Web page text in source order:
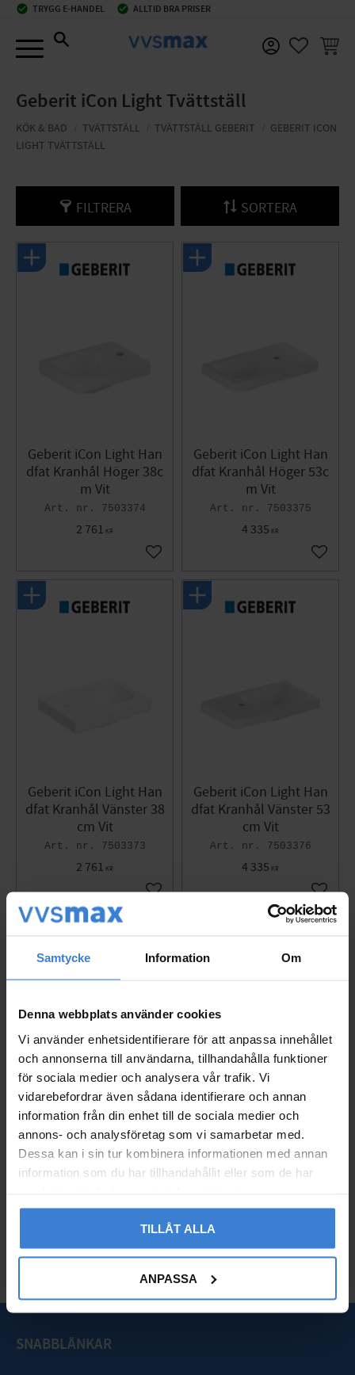
Samtycke Information Om
Denna webbplats använder cookies
Vi använder enhetsidentifierare för att anpassa innehållet
och annonserna till användarna, tillhandahålla funktioner
för sociala medier och analysera vår trafik. Vi
vidarebefordrar även sådana identifierare och annan
information från din enhet till de sociala medier och
annons- och analysföretag som vi samarbetar med.
Dessa kan i sin tur kombinera informationen med annan
information som du har tillhandahållit eller som de har
TILLÅT ALLA
ANPASSA
check_circle TRYGG E-HANDEL check_circle ALLTID BRA PRISER
Geberit iCon Light Tvättställ
KÖK & BAD TVÄTTSTÄLL TVÄTTSTÄLL GEBERIT
GEBERIT ICON
LIGHT TVÄTTSTÄLL
FILTRERA SORTERA
Geberit iCon Light Han
dfat Kranhål Höger 38c
m Vit
7503374
2 761 KR
Lägg till i favoriter
Geberit iCon Light Han
dfat Kranhål Höger 53c
m Vit
7503375
4 335 KR
Lägg
Geberit iCon Light Han
dfat Kranhål Vänster 38
cm Vit
7503373
2 761 KR
Lägg till i favoriter
Geberit iCon Light Han
dfat Kranhål Vänster 53
cm Vit
7503376
4 335 KR
Lägg
Geberit iCon Light Lay
On Tvättställ Kranhål M
itten 60x48cm Alpinvit
4 226KR
Lägg till i favoriter
Geberit iCon Light Lay
On Tvättställ Kranhål M
itten 75x48cm Alpinvit
5 987KR
SNABBLÄNKAR